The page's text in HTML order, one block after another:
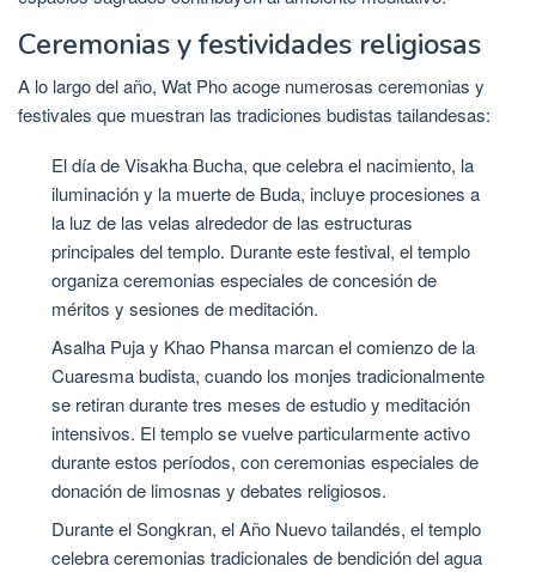
Ceremonias y festividades religiosas
A lo largo del año, Wat Pho acoge numerosas ceremonias y
festivales que muestran las tradiciones budistas tailandesas:
El día de Visakha Bucha, que celebra el nacimiento, la
iluminación y la muerte de Buda, incluye procesiones a
la luz de las velas alrededor de las estructuras
principales del templo. Durante este festival, el templo
organiza ceremonias especiales de concesión de
méritos y sesiones de meditación.
Asalha Puja y Khao Phansa marcan el comienzo de la
Cuaresma budista, cuando los monjes tradicionalmente
se retiran durante tres meses de estudio y meditación
intensivos. El templo se vuelve particularmente activo
durante estos períodos, con ceremonias especiales de
donación de limosnas y debates religiosos.
Durante el Songkran, el Año Nuevo tailandés, el templo
celebra ceremonias tradicionales de bendición del agua